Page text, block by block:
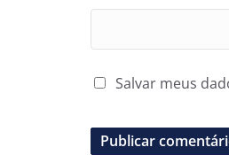
Salvar meus